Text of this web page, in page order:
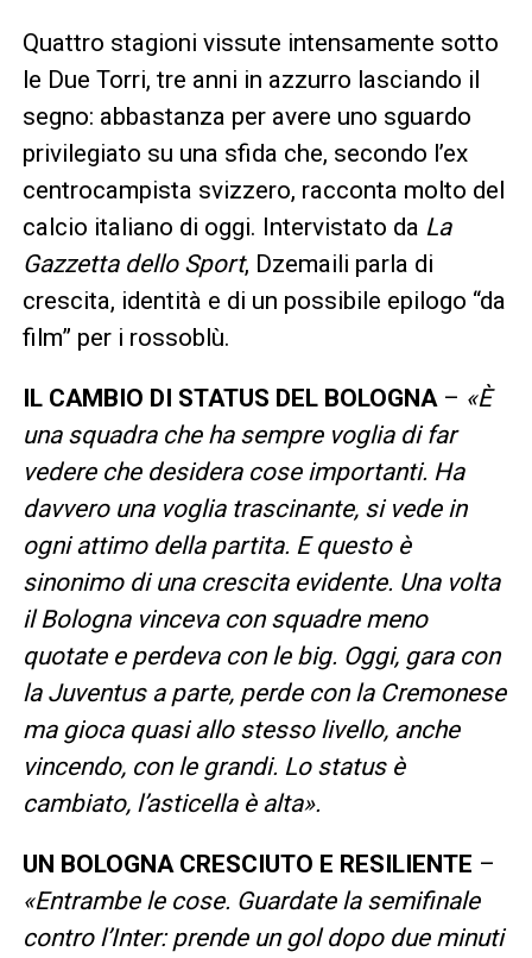
Quattro stagioni vissute intensamente sotto
le Due Torri, tre anni in azzurro lasciando il
segno: abbastanza per avere uno sguardo
privilegiato su una sfida che, secondo l’ex
centrocampista svizzero, racconta molto del
calcio italiano di oggi. Intervistato da La
Gazzetta dello Sport, Dzemaili parla di
crescita, identità e di un possibile epilogo “da
film” per i rossoblù.
IL CAMBIO DI STATUS DEL BOLOGNA– «È
una squadra che ha sempre voglia di far
vedere che desidera cose importanti. Ha
davvero una voglia trascinante, si vede in
ogni attimo della partita. E questo è
sinonimo di una crescita evidente. Una volta
il Bologna vinceva con squadre meno
quotate e perdeva con le big. Oggi, gara con
la Juventus a parte, perde con la Cremonese
ma gioca quasi allo stesso livello, anche
vincendo, con le grandi. Lo status è
cambiato, l’asticella è alta».
UN BOLOGNA CRESCIUTO E RESILIENTE –
«Entrambe le cose. Guardate la semifinale
contro l’Inter: prende un gol dopo due minuti